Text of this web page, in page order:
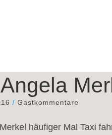
/ Gastkommentare
häufiger Mal Taxi